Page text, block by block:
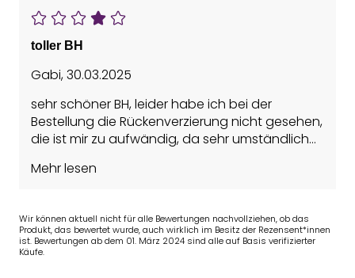
toller BH
Gabi,30.03.2025
sehr schöner BH, leider habe ich bei der
Bestellung die Rückenverzierung nicht gesehen,
die ist mir zu aufwändig, da sehr umständlich
Mehr lesen
Wir können aktuell nicht für alle Bewertungen nachvollziehen, ob das
Produkt, das bewertet wurde, auch wirklich im Besitz der Rezensent*innen
ist. Bewertungen ab dem 01. März 2024 sind alle auf Basis verifizierter
Käufe.